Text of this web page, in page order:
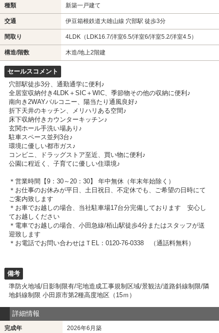
種類 新築一戸建て
交通 伊豆箱根鉄道大雄山線 穴部駅 徒歩3分
間取り 4LDK（LDK16.7/洋室6.5/洋室6/洋室5.2/洋室4.5）
構造/階数 木造/地上2階建
セールスコメント
穴部駅徒歩3分、通勤通学に便利♪
全居室収納付き4LDK＋SIC＋WIC、季節物その他の収納に便利♪
南向き2WAYバルコニー、陽当たり通風良好♪
折下天井のキッチン、メリハリある空間♪
床下収納付きカウンターキッチン♪
玄関ホール手洗い場あり♪
駐車スペース並列3台♪
環境に優しい都市ガス♪
コンビニ、ドラッグストア至近、買い物に便利♪
公園に程近く、子育てに優しい住環境♪
＊営業時間【9：30～20：30】 年中無休（年末年始除く）
＊お仕事のお休みが平日、土日祝日、不定休でも、ご希望の日時にて
ご案内致します
＊お車でお越しの場合、当社駐車場17台分完備しております 安心し
てお越しください
＊電車でお越しの場合、小田急線/栢山駅徒歩4分またはスタッフが送
迎致します
＊お電話でお問い合わせはＴEL：0120-76-0338 （通話料無料）
備考
準防火地域/日影制限有/宅地造成工事規制区域/景観法/道路斜線制限/隣
地斜線制限 小田原市第2種高度地区（15ｍ）
詳細情報
完成年 2026年6月築